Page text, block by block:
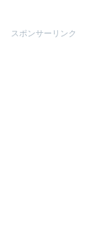
スポンサーリンク